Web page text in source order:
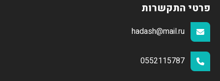
פרטי התקשרות
hadash@mail.ru
0552115787